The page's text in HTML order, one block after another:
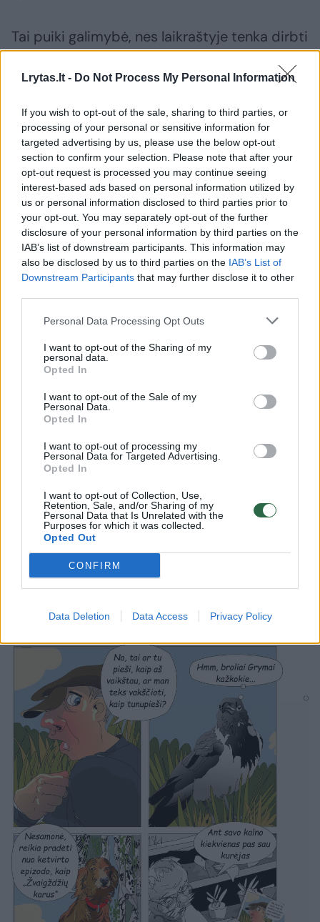
Lrytas.lt - Do Not Process My Personal Information
If you wish to opt-out of the sale, sharing to third parties, or
processing of your personal or sensitive information for
targeted advertising by us, please use the below opt-out
section to confirm your selection. Please note that after your
opt-out request is processed you may continue seeing
interest-based ads based on personal information utilized by
us or personal information disclosed to third parties prior to
your opt-out. You may separately opt-out of the further
disclosure of your personal information by third parties on the
IAB’s list of downstream participants. This information may
also be disclosed by us to third parties on the IAB’s List of
Downstream Participants that may further disclose it to other
Personal Data Processing Opt Outs
I want to opt-out of the Sharing of my
personal data.
Opted In
I want to opt-out of the Sale of my
Personal Data.
Opted In
I want to opt-out of processing my
Personal Data for Targeted Advertising.
Opted In
I want to opt-out of Collection, Use,
Retention, Sale, and/or Sharing of my
Personal Data that Is Unrelated with the
Purposes for which it was collected.
Opted Out
CONFIRM
Data Deletion Data Access Privacy Policy
Tai puiki galimybė, nes laikraštyje tenka dirbti
spalvų paletę, nereikia kiekvieną kartą
tyrinėti, ar pakankamai gera spalvų dermė.
– Jau kelerius metus laukiame jūsų
komikso apie dailininką, kuris piešia tą
dailininką, rytais vedžiojantį šunį. Turėtų
būti smagus vidinis dialogas apie meną ir
gyvenimą. Ar jis juda?
– Juda. Jau yra apie 18 lapų, dar reikėtų bent
dešimties. Kadaise planavau, kad bus 50, bet
tai ilgas procesas. Pasirinkau sudėtingą
techniką. Daugeliui atrodo, kad kompiuteriu
viskas paprasta. Bet man vienam puslapiui
prireikia poros savaičių.
Įstrigau prie savo šuns, airių seterio kalytės,
draugų. Jų yra keliolika, ir kiekvienas turi
vardą ir pavidalą – turi būti atpažįstami.
Kitaip jų savininkai pasipiktins. Galiu
pasakyti, kad su politikais – kiek paprasčiau,
net jei kas ir ne taip. O su šunimis aš juokauti
nenusiteikęs. Ta šeimininko ir šuns meilė –
tikra ir stipri. Todėl klaidų neturėtų būti.